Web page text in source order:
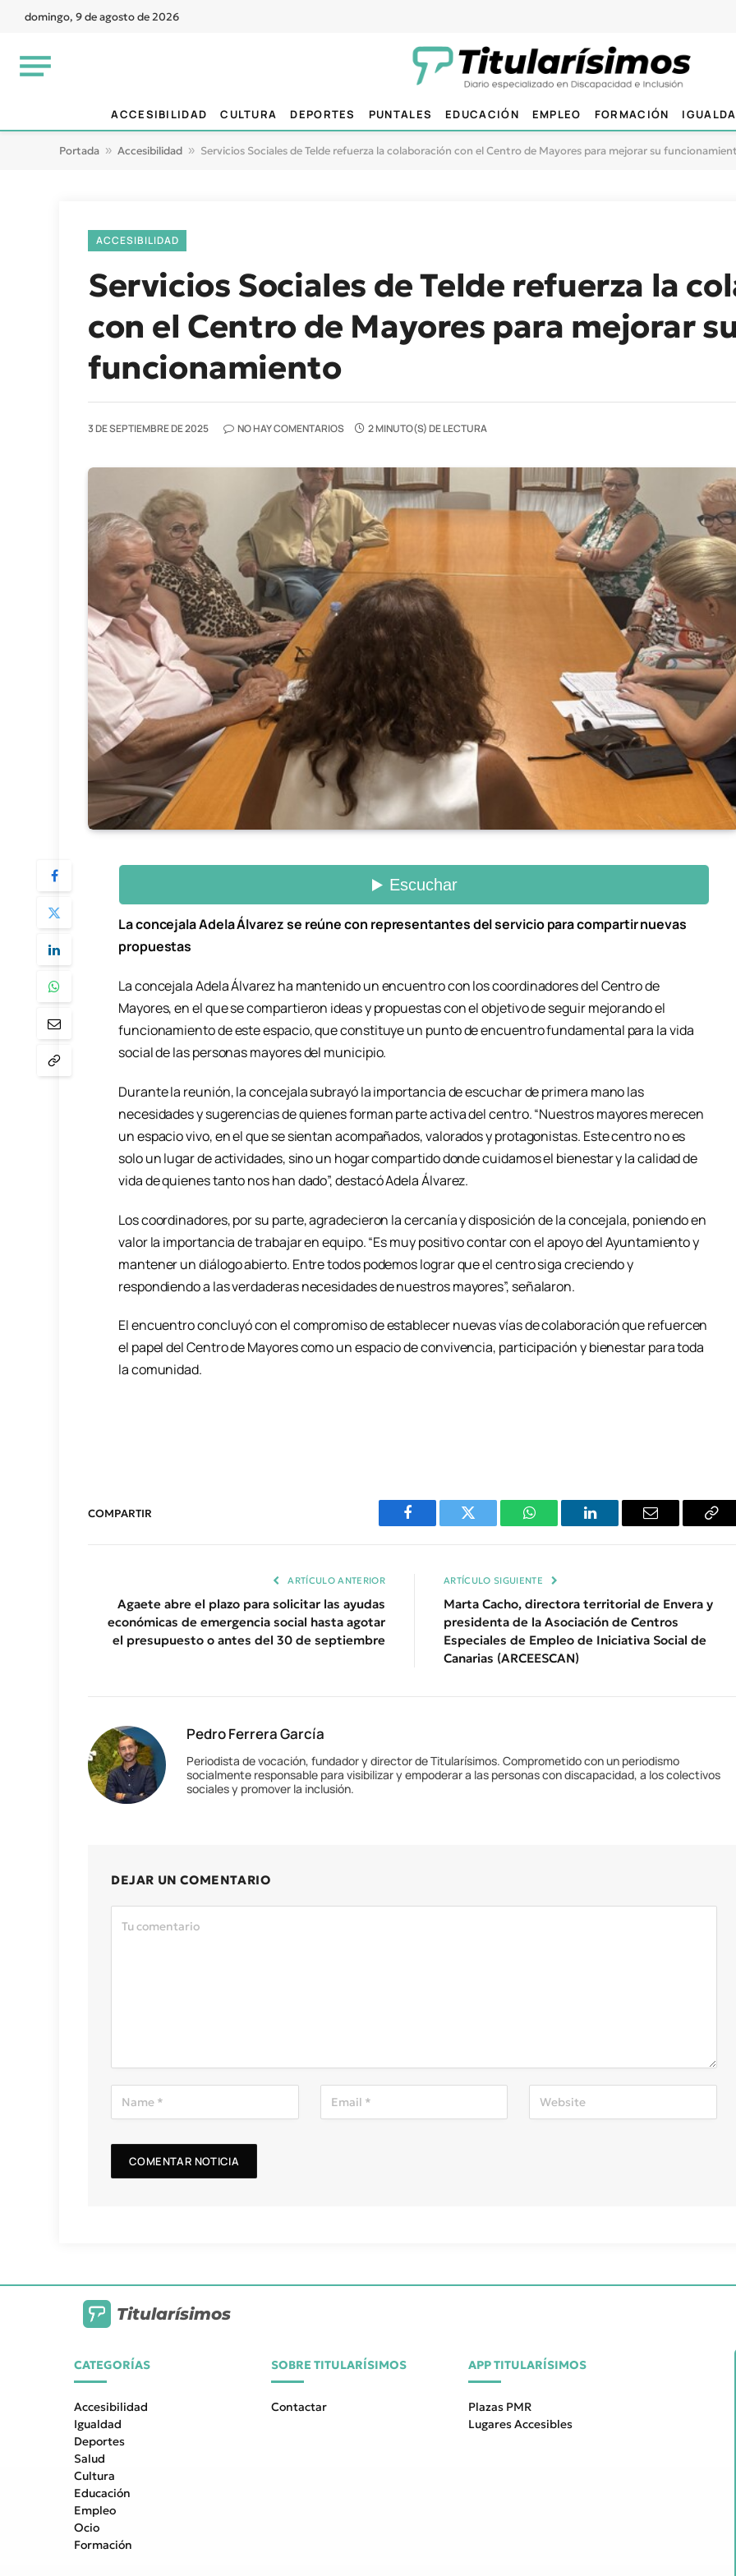
domingo, 9 de agosto de 2026
ACCESIBILIDAD CULTURA DEPORTES PUNTALES EDUCACIÓN EMPLEO FORMACIÓN
Portada » Accesibilidad » Servicios Sociales de Telde refuerza la colaboración con el Centro de Mayores para mejorar su
ACCESIBILIDAD
Servicios Sociales de Telde refuerza la
con el Centro de Mayores para mejorar
funcionamiento
3 DE SEPTIEMBRE DE 2025 NO HAY COMENTARIOS 2 MINUTO(S) DE LECTURA
La concejala Adela Álvarez se reúne con representantes del servicio para compartir nuevas
propuestas
La concejala Adela Álvarez ha mantenido un encuentro con los coordinadores del Centro de
Mayores, en el que se compartieron ideas y propuestas con el objetivo de seguir mejorando el
funcionamiento de este espacio, que constituye un punto de encuentro fundamental para la vida
social de las personas mayores del municipio.
Durante la reunión, la concejala subrayó la importancia de escuchar de primera mano las
necesidades y sugerencias de quienes forman parte activa del centro. “Nuestros mayores merecen
un espacio vivo, en el que se sientan acompañados, valorados y protagonistas. Este centro no es
solo un lugar de actividades, sino un hogar compartido donde cuidamos el bienestar y la calidad de
vida de quienes tanto nos han dado”, destacó Adela Álvarez.
Los coordinadores, por su parte, agradecieron la cercanía y disposición de la concejala, poniendo en
valor la importancia de trabajar en equipo. “Es muy positivo contar con el apoyo del Ayuntamiento y
mantener un diálogo abierto. Entre todos podemos lograr que el centro siga creciendo y
respondiendo a las verdaderas necesidades de nuestros mayores”, señalaron.
El encuentro concluyó con el compromiso de establecer nuevas vías de colaboración que refuercen
el papel del Centro de Mayores como un espacio de convivencia, participación y bienestar para toda
la comunidad.
COMPARTIR
Facebook Twitter WhatsAppLinkedIn Email
ARTÍCULO ANTERIOR
Agaete abre el plazo para solicitar las ayudas
económicas de emergencia social hasta agotar
el presupuesto o antes del 30 de septiembre
ARTÍCULO SIGUIENTE
Marta Cacho, directora territorial de Envera y
presidenta de la Asociación de Centros
Especiales de Empleo de Iniciativa Social de
Canarias (ARCEESCAN)
Pedro Ferrera García
Periodista de vocación, fundador y director de Titularísimos. Comprometido con un periodismo
socialmente responsable para visibilizar y empoderar a las personas con discapacidad, a los colectivos
sociales y promover la inclusión.
DEJAR UN COMENTARIO
Titularísimos
CATEGORÍAS
Accesibilidad
Igualdad
Deportes
Salud
Cultura
Educación
Empleo
Ocio
Formación
SOBRE TITULARÍSIMOS
Contactar
APP TITULARÍSIMOS
Plazas PMR
Lugares Accesibles